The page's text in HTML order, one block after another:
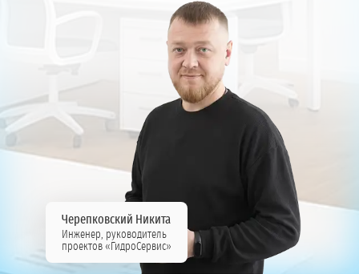
Черепковский Никита
Инженер, руководитель
проектов «ГидроСервис»